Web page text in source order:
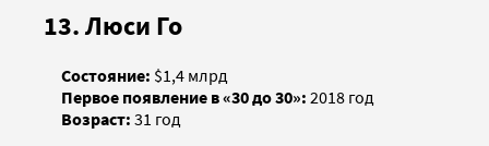
13. Люси Го
Состояние: $1,4 млрд
Первое появление в «30 до 30»: 2018 год
Возраст: 31 год